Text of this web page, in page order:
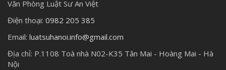
Văn Phòng Luật Sư An Việt
Điện thoại: 0982 205 385
Email: luatsuhanoi.info@gmail.com
Địa chỉ: P.1108 Toà nhà N02-K35 Tân Mai - Hoàng Mai - Hà
Nội